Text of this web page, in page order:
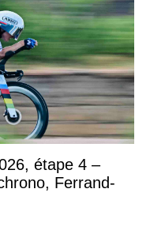
étape 4 –
Ferrand-